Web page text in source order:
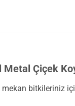
Çiçek
bitkileriniz